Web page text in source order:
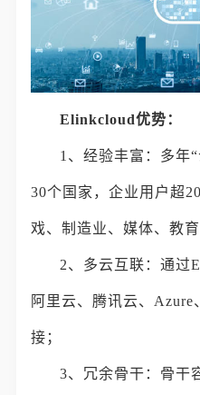
Elinkcloud优势：
1、经验丰富：多年
30个国家，企业用户超
戏、制造业、媒体、教育
2、多云互联：通过
阿里云、腾讯云、
接；
3、冗余骨干：骨干